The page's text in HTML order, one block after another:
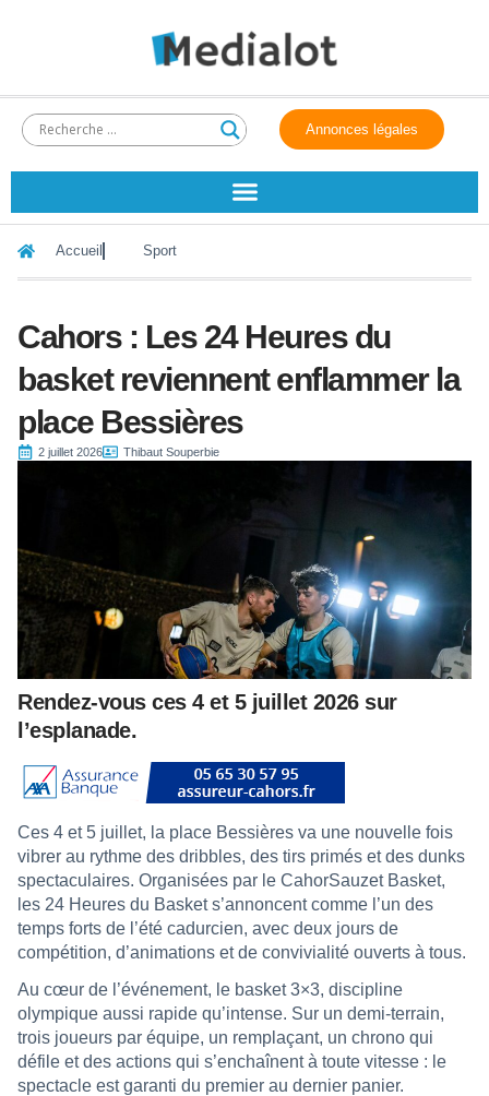
Annonces légales
Accueil Sport
Cahors : Les 24 Heures du
basket reviennent enflammer la
place Bessières
2 juillet 2026 Thibaut Souperbie
Rendez-vous ces 4 et 5 juillet 2026 sur
l’esplanade.
Ces 4 et 5 juillet, la place Bessières va une nouvelle fois
vibrer au rythme des dribbles, des tirs primés et des dunks
spectaculaires. Organisées par le CahorSauzet Basket,
les 24 Heures du Basket s’annoncent comme l’un des
temps forts de l’été cadurcien, avec deux jours de
compétition, d’animations et de convivialité ouverts à tous.
Au cœur de l’événement, le basket 3×3, discipline
olympique aussi rapide qu’intense. Sur un demi-terrain,
trois joueurs par équipe, un remplaçant, un chrono qui
défile et des actions qui s’enchaînent à toute vitesse : le
spectacle est garanti du premier au dernier panier.